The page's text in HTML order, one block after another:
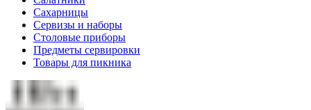
Сахарницы
Сервизы и наборы
Столовые приборы
Предметы сервировки
Товары для пикника